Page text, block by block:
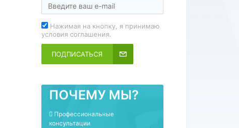
Нажимая на кнопку, я принимаю
условия соглашения.
ПОДПИСАТЬСЯ
ПОЧЕМУ МЫ?
Профессиональные
консультации